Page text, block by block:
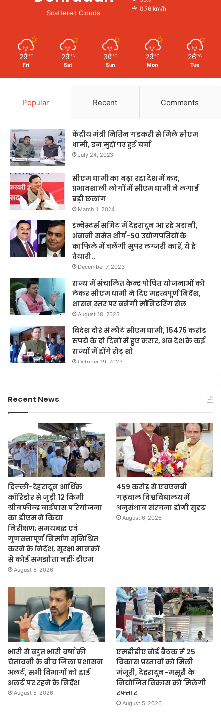
Scattered Clouds
0.76 km/h
29 ℃
Fri
29 ℃
Sat
30 ℃
Sun
29 ℃
Mon
26 ℃
Tue
Popular Recent Comments
केंद्रीय मंत्री नितिन गडकरी से मिले सीएम
धामी, इन मुद्दों पर हुई चर्चा
July 24, 2023
सीएम धामी का बढ़ा रहा देश में कद,
प्रभावशाली लोगों में सीएम धामी ने लगाई
बड़ी छलांग
March 1, 2024
इन्वेस्टर्स समिट में देहरादून आ रहे अडानी,
अंबानी समेत शीर्ष-50 उद्योगपतियों के
काफिले में चलेंगी सुपर लग्जरी कारें, ये है
तैयारी..
December 7, 2023
राज्य में संचालित केन्द्र पोषित योजनाओं को
लेकर सीएम धामी ने दिए महत्वपूर्ण निर्देश,
शासन स्तर पर बनेगी मॉनिटरिंग सेल
August 18, 2023
विदेश दौरे से लौटे सीएम धामी, 15475 करोड
रुपये के दो दिनों में हुए करार, अब देश के कई
राज्यों में होंगे रोड़ शो
October 19, 2023
Recent News
दिल्ली-देहरादून आर्थिक
कॉरिडोर से जुड़ी 12 किमी
ग्रीनफील्ड बाईपास परियोजना
का डीएम ने किया
निरीक्षण; समयबद्ध एवं
गुणवत्तापूर्ण निर्माण सुनिश्चित
करने के निर्देश, सुरक्षा मानकों
से कोई समझौता नहींः डीएम
August 6, 2026
459 करोड़ से एचएनबी
गढ़वाल विश्वविद्यालय में
अनुसंधान संरचना होगी सुदृढ
August 6, 2026
भारी से बहुत भारी वर्षा की
चेतावनी के बीच जिला प्रशासन
अलर्ट, सभी विभागों को हाई
अलर्ट पर रहने के निर्देश
August 5, 2026
एमडीडीए बोर्ड बैठक में 25
विकास प्रस्तावों को मिली
मंजूरी, देहरादून-मसूरी के
नियोजित विकास को मिलेगी
रफ्तार
August 5, 2026